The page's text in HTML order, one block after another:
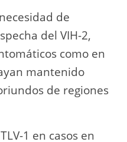
de
del VIH-2,
como en
mantenido
de regiones
1 en casos en